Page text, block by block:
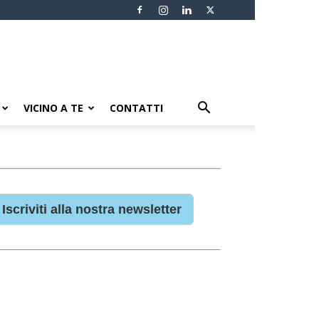
VICINO A TE CONTATTI
Iscriviti alla nostra newsletter